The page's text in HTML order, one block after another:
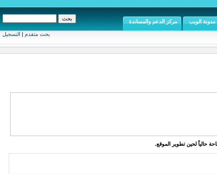
بحث متقدم | التسجيل
مدونة الويب مركز الدعم والمساندة
حالياً لحين تطوير الموقع.